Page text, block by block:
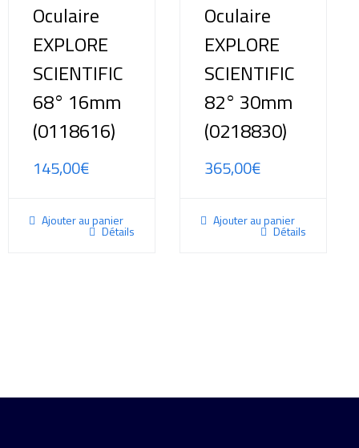
Oculaire
EXPLORE
SCIENTIFIC
68° 16mm
(0118616)
145,00€
Ajouter au panier
Détails
Oculaire
EXPLORE
SCIENTIFIC
82° 30mm
(0218830)
365,00€
Ajouter au panier
Détails